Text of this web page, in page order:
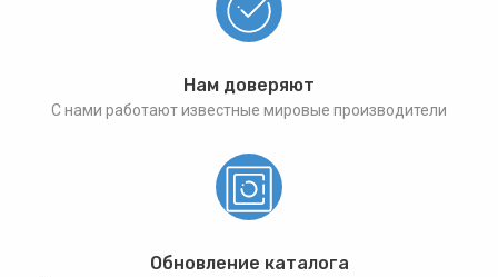
Нам доверяют
С нами работают известные мировые производители
Обновление каталога